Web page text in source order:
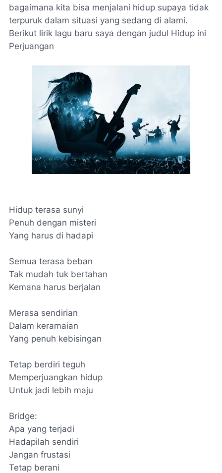
bagaimana kita bisa menjalani hidup supaya tidak
terpuruk dalam situasi yang sedang di alami.
Berikut lirik lagu baru saya dengan judul Hidup ini
Perjuangan
Hidup terasa sunyi
Penuh dengan misteri
Yang harus di hadapi
Semua terasa beban
Tak mudah tuk bertahan
Kemana harus berjalan
Merasa sendirian
Dalam keramaian
Yang penuh kebisingan
Tetap berdiri teguh
Memperjuangkan hidup
Untuk jadi lebih maju
Bridge:
Apa yang terjadi
Hadapilah sendiri
Jangan frustasi
Tetap berani